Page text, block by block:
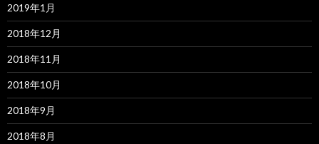
2019年1月
2018年12月
2018年11月
2018年10月
2018年9月
2018年8月